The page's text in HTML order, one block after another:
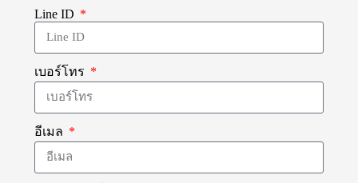
Line ID
เบอร์โทร
อีเมล